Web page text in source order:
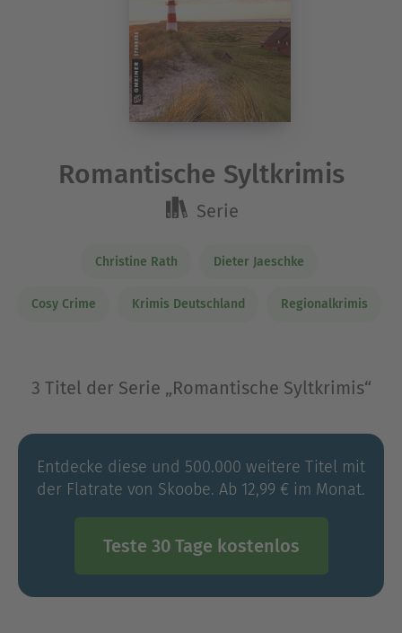
Romantische Syltkrimis
Serie
Christine Rath Dieter Jaeschke
Cosy Crime Krimis Deutschland Regionalkrimis
3 Titel der Serie „Romantische Syltkrimis“
Entdecke diese und 500.000 weitere Titel mit
der Flatrate von Skoobe. Ab 12,99 € im Monat.
Teste 30 Tage kostenlos